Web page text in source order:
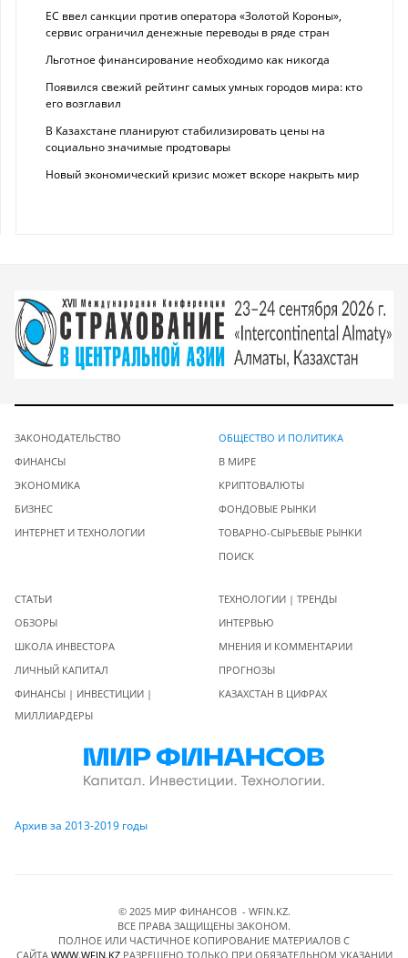
ЕС ввел санкции против оператора «Золотой Короны»,
сервис ограничил денежные переводы в ряде стран
Льготное финансирование необходимо как никогда
Появился свежий рейтинг самых умных городов мира: кто
его возглавил
В Казахстане планируют стабилизировать цены на
социально значимые продтовары
Новый экономический кризис может вскоре накрыть мир
ЗАКОНОДАТЕЛЬСТВО
ФИНАНСЫ
ЭКОНОМИКА
БИЗНЕС
ИНТЕРНЕТ И ТЕХНОЛОГИИ
ОБЩЕСТВО И ПОЛИТИКА
В МИРЕ
КРИПТОВАЛЮТЫ
ФОНДОВЫЕ РЫНКИ
ТОВАРНО-СЫРЬЕВЫЕ РЫНКИ
ПОИСК
СТАТЬИ
ОБЗОРЫ
ШКОЛА ИНВЕСТОРА
ЛИЧНЫЙ КАПИТАЛ
ФИНАНСЫ | ИНВЕСТИЦИИ |
МИЛЛИАРДЕРЫ
ТЕХНОЛОГИИ | ТРЕНДЫ
ИНТЕРВЬЮ
МНЕНИЯ И КОММЕНТАРИИ
ПРОГНОЗЫ
КАЗАХСТАН В ЦИФРАХ
Архив за 2013-2019 годы
© 2025 МИР ФИНАНСОВ - WFIN.KZ.
ВСЕ ПРАВА ЗАЩИЩЕНЫ ЗАКОНОМ.
ПОЛНОЕ ИЛИ ЧАСТИЧНОЕ КОПИРОВАНИЕ МАТЕРИАЛОВ C
САЙТА WWW.WFIN.KZРАЗРЕШЕНО ТОЛЬКО ПРИ ОБЯЗАТЕЛЬНОМ УКАЗАНИИ